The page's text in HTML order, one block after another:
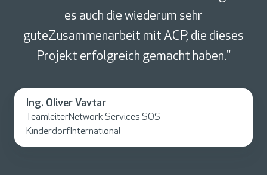
es auch die wiederum sehr
guteZusammenarbeit mit ACP, die dieses
Projekt erfolgreich gemacht haben."
Ing. Oliver Vavtar
TeamleiterNetwork Services SOS
KinderdorfInternational